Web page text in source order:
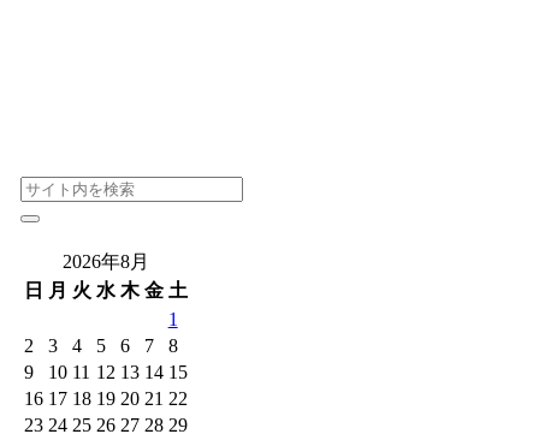
2026年8月
日
月 火 水 木 金 土
1
2
3 4 5 6 7
8
9
10 11 12 13 14 15
16 17 18 19 20 21 22
23 24 25 26 27 28 29